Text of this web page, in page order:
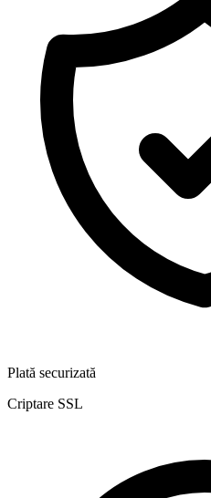
Plată securizată
Criptare SSL